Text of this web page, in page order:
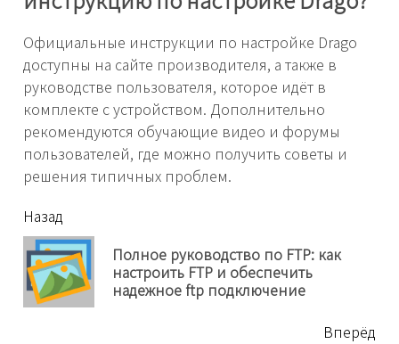
Официальные инструкции по настройке Drago
доступны на сайте производителя, а также в
руководстве пользователя, которое идёт в
комплекте с устройством. Дополнительно
рекомендуются обучающие видео и форумы
пользователей, где можно получить советы и
решения типичных проблем.
читать
еще
Назад
Полное руководство по FTP: как
настроить FTP и обеспечить
надежное ftp подключение
Вперёд